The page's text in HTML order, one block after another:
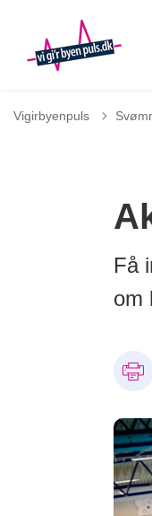
Vigirbyenpuls
Få
om